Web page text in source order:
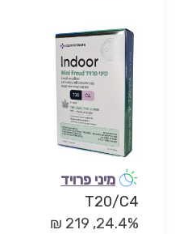
מיני פרויד
T20/C4
24.4%, 219 ₪